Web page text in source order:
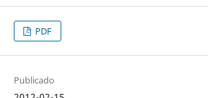
PDF
Publicado